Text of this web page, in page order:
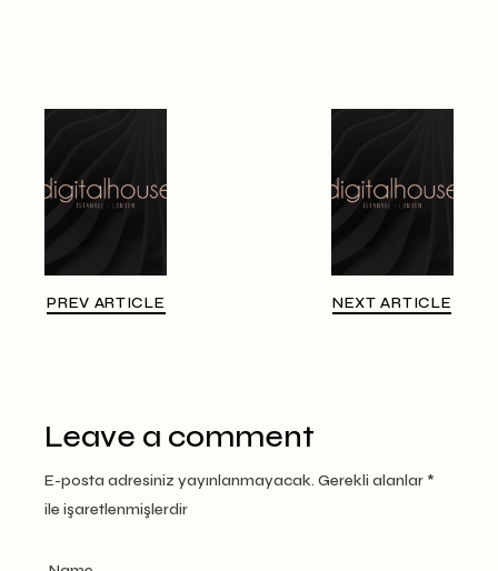
PREV ARTICLE NEXT ARTICLE
Leave a comment
E-posta adresiniz yayınlanmayacak. Gerekli alanlar *
ile işaretlenmişlerdir